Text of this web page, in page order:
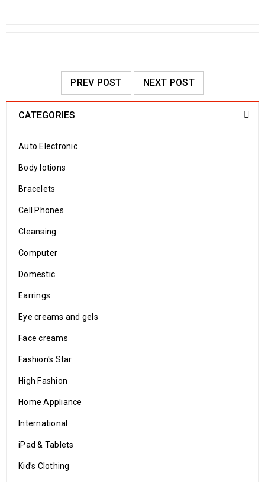
PREV POST NEXT POST
CATEGORIES
Auto Electronic
Body lotions
Bracelets
Cell Phones
Cleansing
Computer
Domestic
Earrings
Eye creams and gels
Face creams
Fashion's Star
High Fashion
Home Appliance
International
iPad & Tablets
Kid’s Clothing